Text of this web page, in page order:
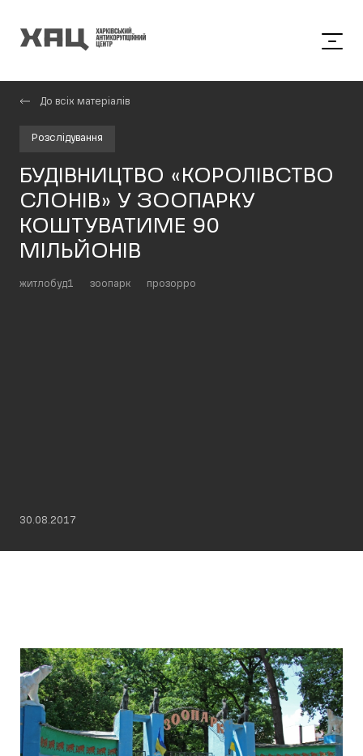
До всіх матеріалів
Розслідування
БУДІВНИЦТВО «КОРОЛІВСТВО
СЛОНІВ» У ЗООПАРКУ
КОШТУВАТИМЕ 90
МІЛЬЙОНІВ
житлобуд1 зоопарк прозорро
30.08.2017